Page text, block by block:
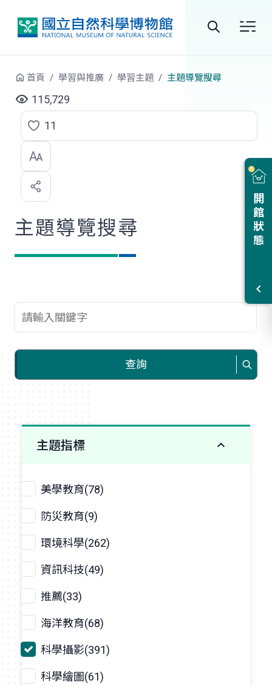
站
尋
開館狀態
首頁 學習與推廣 學習主題 主題導覽搜尋
115,729
點
選
喜
歡
11
主題導覽搜尋
查詢關鍵字
查詢
主題指標
美學教育(78)
防災教育(9)
環境科學(262)
資訊科技(49)
推薦(33)
海洋教育(68)
科學攝影(391)
科學繪圖(61)